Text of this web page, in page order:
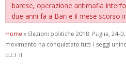
barese, operazione antimafia
due anni fa a Bari e il mese scorso
Home » Elezioni politiche 2018: Puglia, 24-
movimento ha conquistato tutti i seggi
ELETTI